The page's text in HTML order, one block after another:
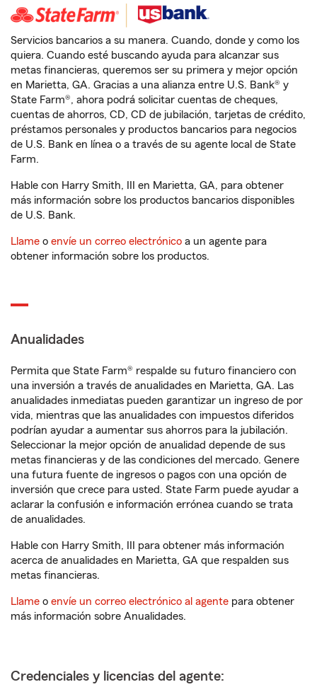
Servicios bancarios a su manera. Cuando, donde y como los
quiera. Cuando esté buscando ayuda para alcanzar sus
metas financieras, queremos ser su primera y mejor opción
en Marietta, GA. Gracias a una alianza entre U.S. Bank® y
State Farm®, ahora podrá solicitar cuentas de cheques,
cuentas de ahorros, CD, CD de jubilación, tarjetas de crédito,
préstamos personales y productos bancarios para negocios
de U.S. Bank en línea o a través de su agente local de State
Farm.
Hable con Harry Smith, III en Marietta, GA, para obtener
más información sobre los productos bancarios disponibles
de U.S. Bank.
Llame o envíe un correo electrónico a un agente para
obtener información sobre los productos.
Anualidades
Permita que State Farm® respalde su futuro financiero con
una inversión a través de anualidades en Marietta, GA. Las
anualidades inmediatas pueden garantizar un ingreso de por
vida, mientras que las anualidades con impuestos diferidos
podrían ayudar a aumentar sus ahorros para la jubilación.
Seleccionar la mejor opción de anualidad depende de sus
metas financieras y de las condiciones del mercado. Genere
una futura fuente de ingresos o pagos con una opción de
inversión que crece para usted. State Farm puede ayudar a
aclarar la confusión e información errónea cuando se trata
de anualidades.
Hable con Harry Smith, III para obtener más información
acerca de anualidades en Marietta, GA que respalden sus
metas financieras.
Llame o envíe un correo electrónico al agente para obtener
más información sobre Anualidades.
Credenciales y licencias del agente: